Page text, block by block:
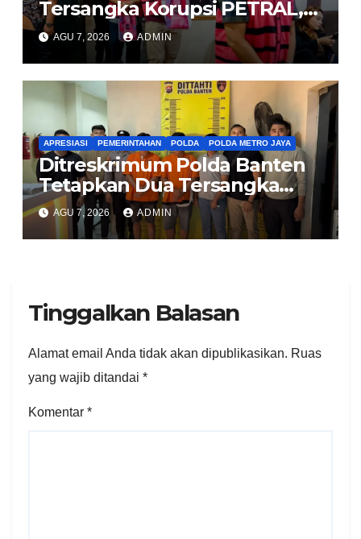
Tersangka Korupsi PETRAL,
PES dan ISC ke PN Tipikor
Jakarta Pusat
AGU 7, 2026 ADMIN
APRESIASI PEMERINTAHAN POLDA POLDA METRO JAYA
Ditreskrimum Polda Banten
Tetapkan Dua Tersangka
Kasus Aksi Anarkis dan
Penghasutan di Balaraja
AGU 7, 2026 ADMIN
Tinggalkan Balasan
Alamat email Anda tidak akan dipublikasikan. Ruas
yang wajib ditandai *
Komentar *